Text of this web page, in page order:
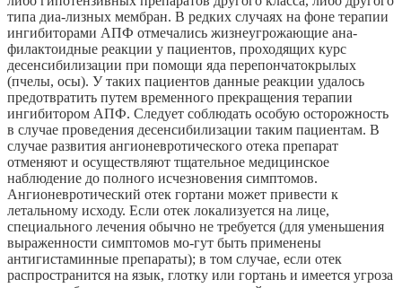
типа диа-лизных мембран. В редких случаях на фоне терапии
ингибиторами АПФ отмечались жизнеугрожающие ана-
филактоидные реакции у пациентов, проходящих курс
десенсибилизации при помощи яда перепончатокрылых
(пчелы, осы). У таких пациентов данные реакции удалось
предотвратить путем временного прекращения терапии
ингибитором АПФ. Следует соблюдать особую осторожность
в случае проведения десенсибилизации таким пациентам. В
случае развития ангионевротического отека препарат
отменяют и осуществляют тщательное медицинское
наблюдение до полного исчезновения симптомов.
Ангионевротический отек гортани может привести к
летальному исходу. Если отек локализуется на лице,
специального лечения обычно не требуется (для уменьшения
выраженности симптомов мо-гут быть применены
антигистаминные препараты); в том случае, если отек
распространится на язык, глотку или гортань и имеется угроза